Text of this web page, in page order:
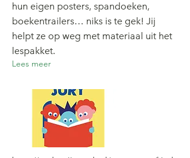
hun eigen posters, spandoeken,
boekentrailers… niks is te gek! Jij
helpt ze op weg met materiaal uit het
lespakket.
Lees meer